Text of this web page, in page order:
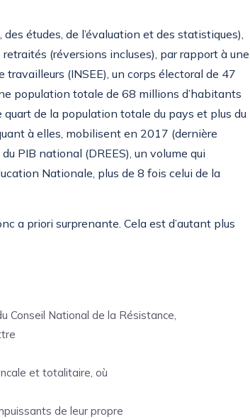
études, de l’évaluation et des statistiques),
(réversions incluses), par rapport à une
(INSEE), un corps électoral de 47
population totale de 68 millions d’habitants
de la population totale du pays et plus du
à elles, mobilisent en 2017 (dernière
PIB national (DREES), un volume qui
Nationale, plus de 8 fois celui de la
a priori surprenante. Cela est d’autant plus
Conseil National de la Résistance,
et totalitaire, où
de leur propre